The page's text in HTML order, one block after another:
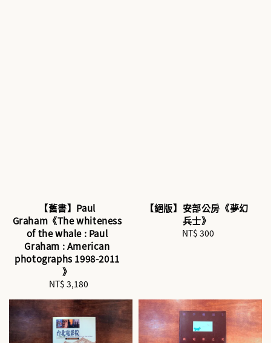
【舊書】Paul
Graham《The whiteness
of the whale : Paul
Graham : American
photographs 1998-2011
》
Regular
NT$ 3,180
【絕版】安部公房《夢幻
兵士》
Regular
NT$ 300